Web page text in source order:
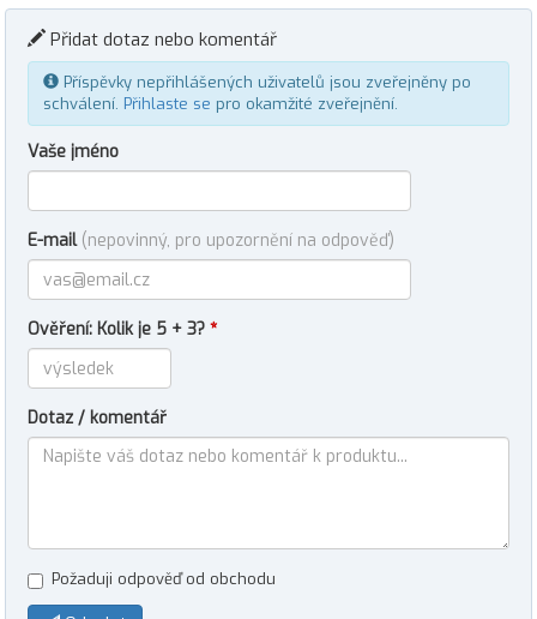
Přidat dotaz nebo komentář
Příspěvky nepřihlášených uživatelů jsou zveřejněny po
schválení. Přihlaste se pro okamžité zveřejnění.
Vaše jméno
E-mail (nepovinný, pro upozornění na odpověď)
Ověření: Kolik je 5 + 3? *
Dotaz / komentář
Požaduji odpověď od obchodu